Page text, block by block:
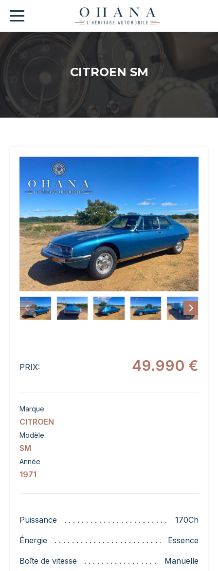
CITROEN SM
PRIX: 49.990 €
Marque
CITROEN
Modèle
SM
Année
1971
Puissance 170Ch
Énergie Essence
Boîte de vitesse Manuelle